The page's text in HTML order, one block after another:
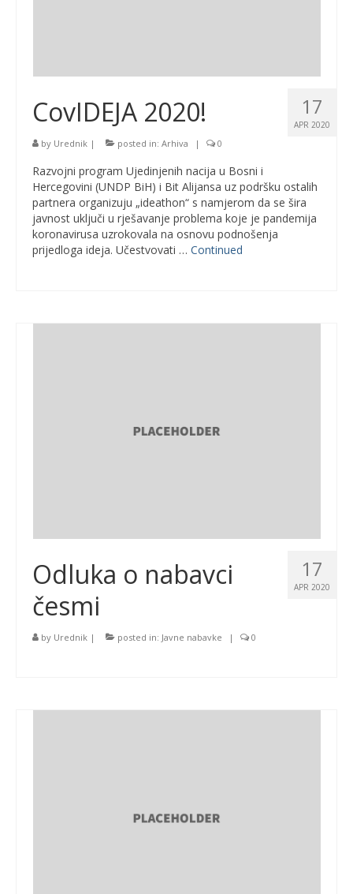
17
APR 2020
CovIDEJA 2020!
by Urednik | posted in: Arhiva | 0
Razvojni program Ujedinjenih nacija u Bosni i
Hercegovini (UNDP BiH) i Bit Alijansa uz podršku ostalih
partnera organizuju „ideathon“ s namjerom da se šira
javnost uključi u rješavanje problema koje je pandemija
koronavirusa uzrokovala na osnovu podnošenja
prijedloga ideja. Učestvovati … Continued
17
APR 2020
Odluka o nabavci
česmi
by Urednik | posted in: Javne nabavke | 0